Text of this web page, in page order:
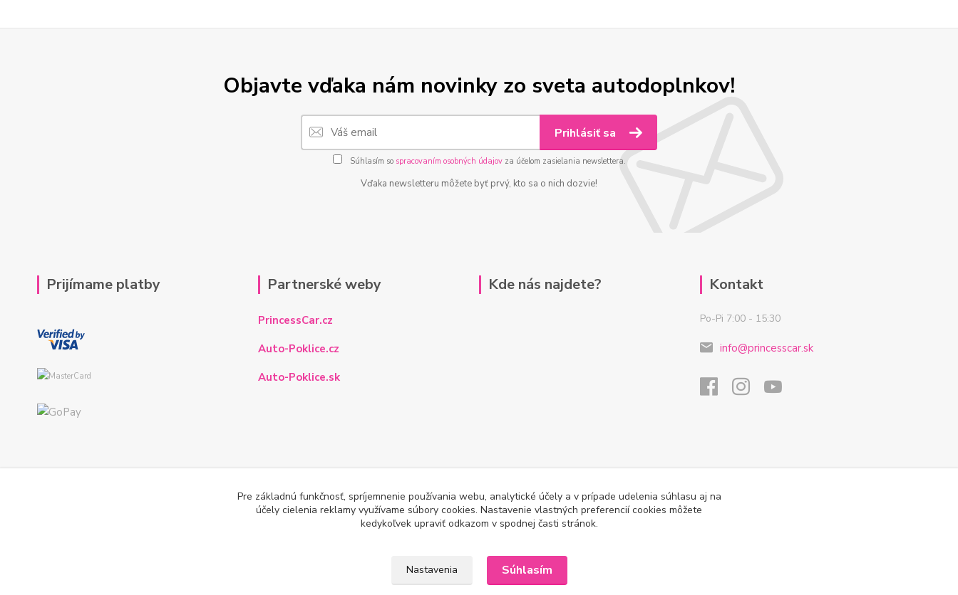
Objavte vďaka nám novinky zo sveta autodoplnkov!
Prihlásiť sa
Súhlasím so spracovaním osobných údajovza účelom zasielania newslettera.
Vďaka newsletteru môžete byť prvý, kto sa o nich dozvie!
Prijímame platby Partnerské weby
PrincessCar.cz
Auto-Poklice.cz
Auto-Poklice.sk
Kde nás najdete? Kontakt
Po-Pi 7:00 - 15:30
info@princesscar.sk
Pre základnú funkčnosť, spríjemnenie používania webu, analytické účely a v prípade udelenia súhlasu aj na
účely cielenia reklamy využívame súbory cookies. Nastavenie vlastných preferencií cookies môžete
kedykoľvek upraviť odkazom v spodnej časti stránok.
Nastavenia Súhlasím